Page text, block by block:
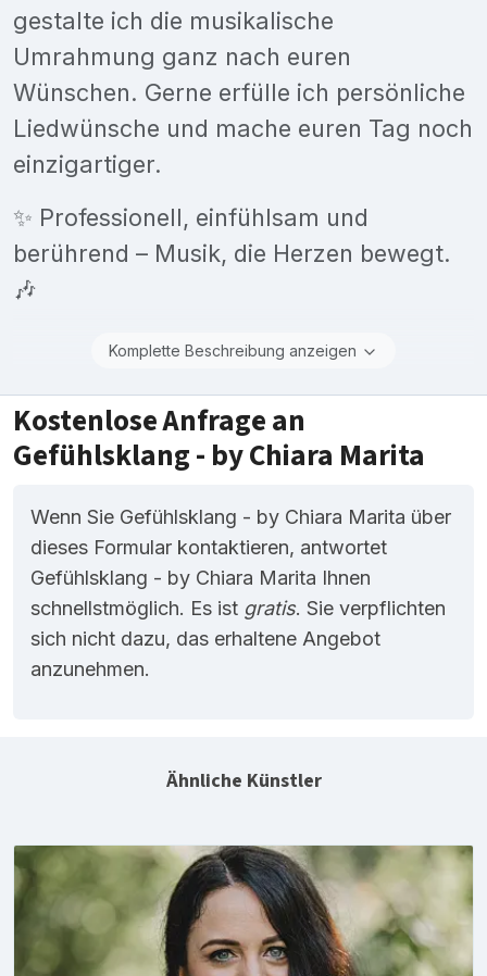
gestalte ich die musikalische
Umrahmung ganz nach euren
Wünschen. Gerne erfülle ich persönliche
Liedwünsche und mache euren Tag noch
einzigartiger.
✨ Professionell, einfühlsam und
berührend – Musik, die Herzen bewegt.
🎶
Komplette Beschreibung anzeigen
Kostenlose Anfrage an
Gefühlsklang - by Chiara Marita
Wenn Sie Gefühlsklang - by Chiara Marita über
dieses Formular kontaktieren, antwortet
Gefühlsklang - by Chiara Marita Ihnen
schnellstmöglich. Es ist gratis. Sie verpflichten
sich nicht dazu, das erhaltene Angebot
anzunehmen.
Ähnliche Künstler